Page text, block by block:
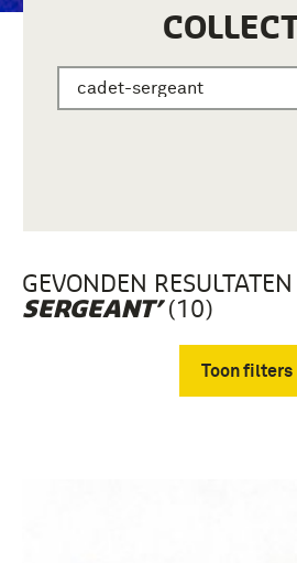
GEVONDEN
SERGEANT’(10)
Toon filters